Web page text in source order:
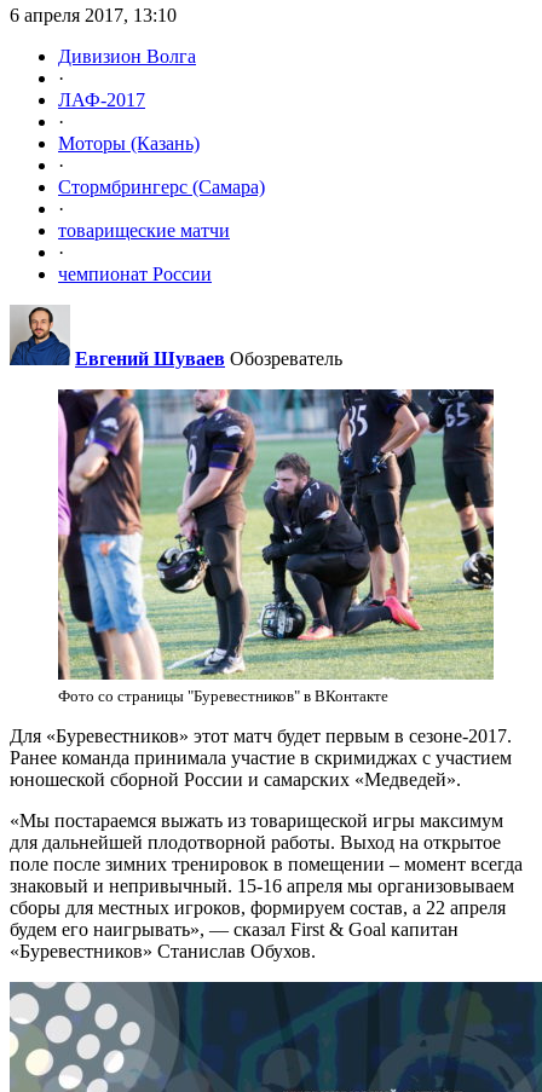
6 апреля 2017, 13:10
Дивизион Волга
·
ЛАФ-2017
·
Моторы (Казань)
·
Стормбрингерс (Самара)
·
товарищеские матчи
·
чемпионат России
Евгений Шуваев Обозреватель
Фото со страницы "Буревестников" в ВКонтакте
Для «Буревестников» этот матч будет первым в сезоне-2017.
Ранее команда принимала участие в скримиджах с участием
юношеской сборной России и самарских «Медведей».
«Мы постараемся выжать из товарищеской игры максимум
для дальнейшей плодотворной работы. Выход на открытое
поле после зимних тренировок в помещении – момент всегда
знаковый и непривычный. 15-16 апреля мы организовываем
сборы для местных игроков, формируем состав, а 22 апреля
будем его наигрывать», — сказал First & Goal капитан
«Буревестников» Станислав Обухов.